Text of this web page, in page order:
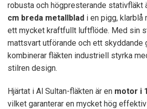
robusta och högpresterande stativfläkt
cm breda metallblad i en pigg, klarblå
ett mycket kraftfullt luftflöde. Med sin
mattsvart utförande och ett skyddande
kombinerar fläkten industriell styrka
stilren design.
Hjärtat i Al Sultan-fläkten är en motor i
vilket garanterar en mycket hög